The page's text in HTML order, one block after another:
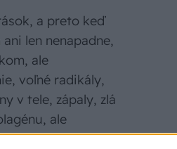
a preto keď
len nenapadne,
ale
voľné radikály,
v tele, zápaly, zlá
ale
funkčnosti